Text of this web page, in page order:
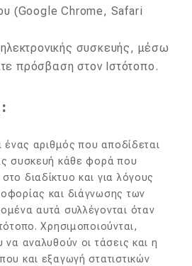
(Google Chrome, Safari
συσκευής, μέσω
πρόσβαση στον Ιστότοπο.
ένας αριθμός που αποδίδεται
συσκευή κάθε φορά που
διαδίκτυο και για λόγους
και διάγνωσης των
αυτά συλλέγονται όταν
Χρησιμοποιούνται,
να αναλυθούν οι τάσεις και η
και εξαγωγή στατιστικών